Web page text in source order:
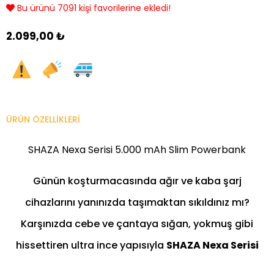
Bu ürünü 7091 kişi favorilerine ekledi!
2.099,00 ₺
ÜRÜN ÖZELLIKLERI
SHAZA Nexa Serisi 5.000 mAh Slim Powerbank
Günün koşturmacasında ağır ve kaba şarj
cihazlarını yanınızda taşımaktan sıkıldınız mı?
Karşınızda cebe ve çantaya sığan, yokmuş gibi
hissettiren ultra ince yapısıyla SHAZA Nexa Serisi